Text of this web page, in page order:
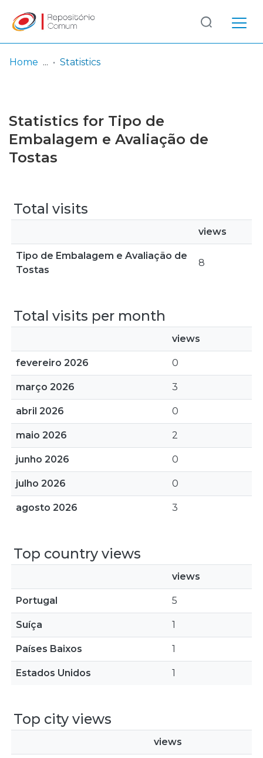
Browse repository
Entities
Log
In
(current)
Home Statistics
Statistics for Tipo de
Embalagem e Avaliação de
Tostas
Total visits
views
Tipo de Embalagem e Avaliação de
Tostas
8
Total visits per month
views
fevereiro 2026 0
março 2026 3
abril 2026 0
maio 2026 2
junho 2026 0
julho 2026 0
agosto 2026 3
Top country views
views
Portugal 5
Suíça 1
Países Baixos 1
Estados Unidos 1
Top city views
views